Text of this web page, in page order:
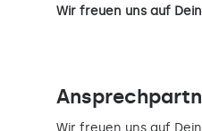
Wir freuen uns auf
Wir freuen uns auf